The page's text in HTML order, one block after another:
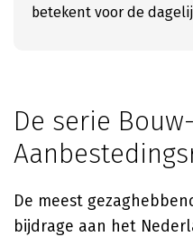
betekent voor de
De serie
De meest
bijdrage aan het